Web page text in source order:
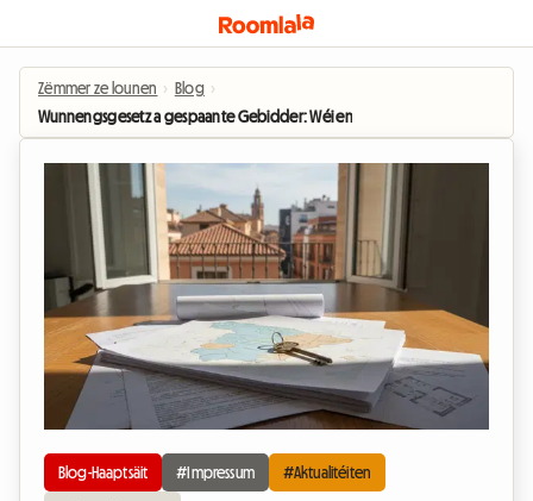
Zëmmer ze lounen › Blog ›
Wunnengsgesetz a gespaante Gebidder: Wéi en Afloss op d'Shared housing
Blog-Haaptsäit #Impressum #Aktualitéiten